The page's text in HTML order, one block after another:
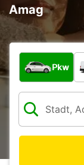
Amag
Welche Art
Pkw